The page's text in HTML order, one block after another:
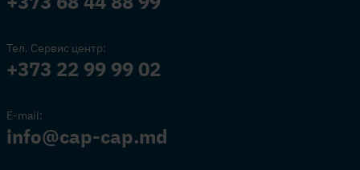
Тел. Сервис центр:
+373 22 99 99 02
E-mail:
info@cap-cap.md